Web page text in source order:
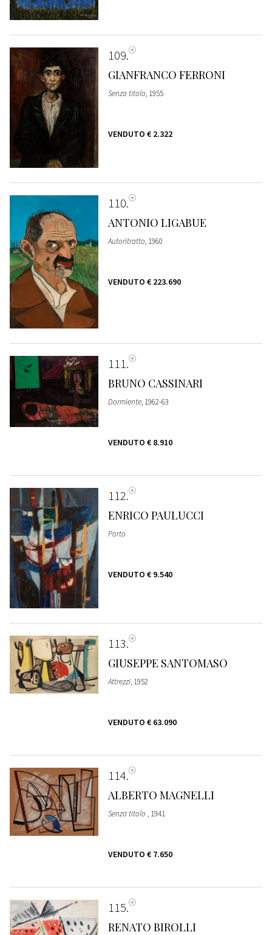
109
GIANFRANCO FERRONI
Senza titolo, 1955
VENDUTO € 2.322
110
ANTONIO LIGABUE
Autoritratto, 1960
VENDUTO € 223.690
111
BRUNO CASSINARI
Dormiente, 1962-63
VENDUTO € 8.910
112
ENRICO PAULUCCI
Porto
VENDUTO € 9.540
113
GIUSEPPE SANTOMASO
Attrezzi, 1952
VENDUTO € 63.090
114
ALBERTO MAGNELLI
Senza titolo , 1941
VENDUTO € 7.650
115
RENATO BIROLLI